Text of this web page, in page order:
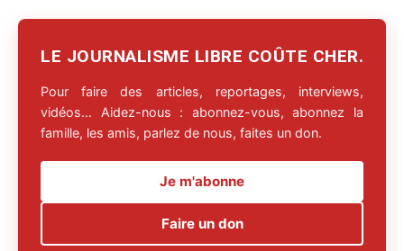
LE JOURNALISME LIBRE COÛTE CHER.
Pour faire des articles, reportages, interviews,
vidéos… Aidez-nous : abonnez-vous, abonnez la
famille, les amis, parlez de nous, faites un don.
Je m'abonne
Faire un don